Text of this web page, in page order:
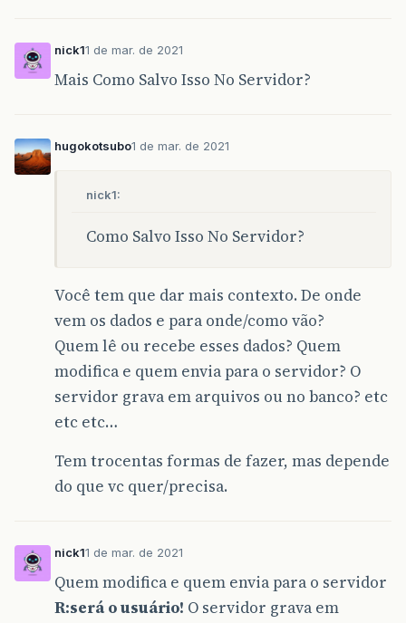
</ blockquote >
<div class="quote-controls"
</div
Tem como obter o endereço do
nick11 de mar. de 2021
Mais Como Salvo Isso No Servidor?
hugokotsubo1 de mar. de 2021
nick1:
Como Salvo Isso No Servidor?
Você tem que dar mais contexto. De onde
vem os dados e para onde/como vão?
Quem lê ou recebe esses dados? Quem
modifica e quem envia para o servidor? O
servidor grava em arquivos ou no banco? etc
etc etc…
Tem trocentas formas de fazer, mas depende
do que vc quer/precisa.
nick11 de mar. de 2021
Quem modifica e quem envia para o servidor
R:será o usuário! O servidor grava em